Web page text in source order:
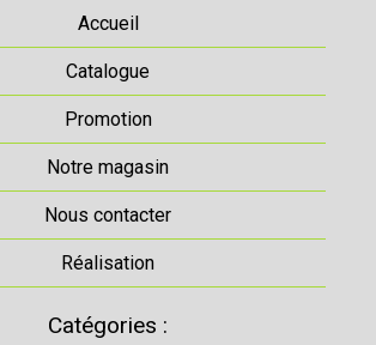
Accueil
Catalogue
Promotion
Notre magasin
Nous contacter
Réalisation
Catégories :